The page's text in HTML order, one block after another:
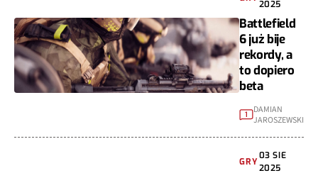
2025
Battlefield
6 już bije
rekordy, a
to dopiero
beta
1
DAMIAN
JAROSZEWSKI
GRY
03 SIE
2025